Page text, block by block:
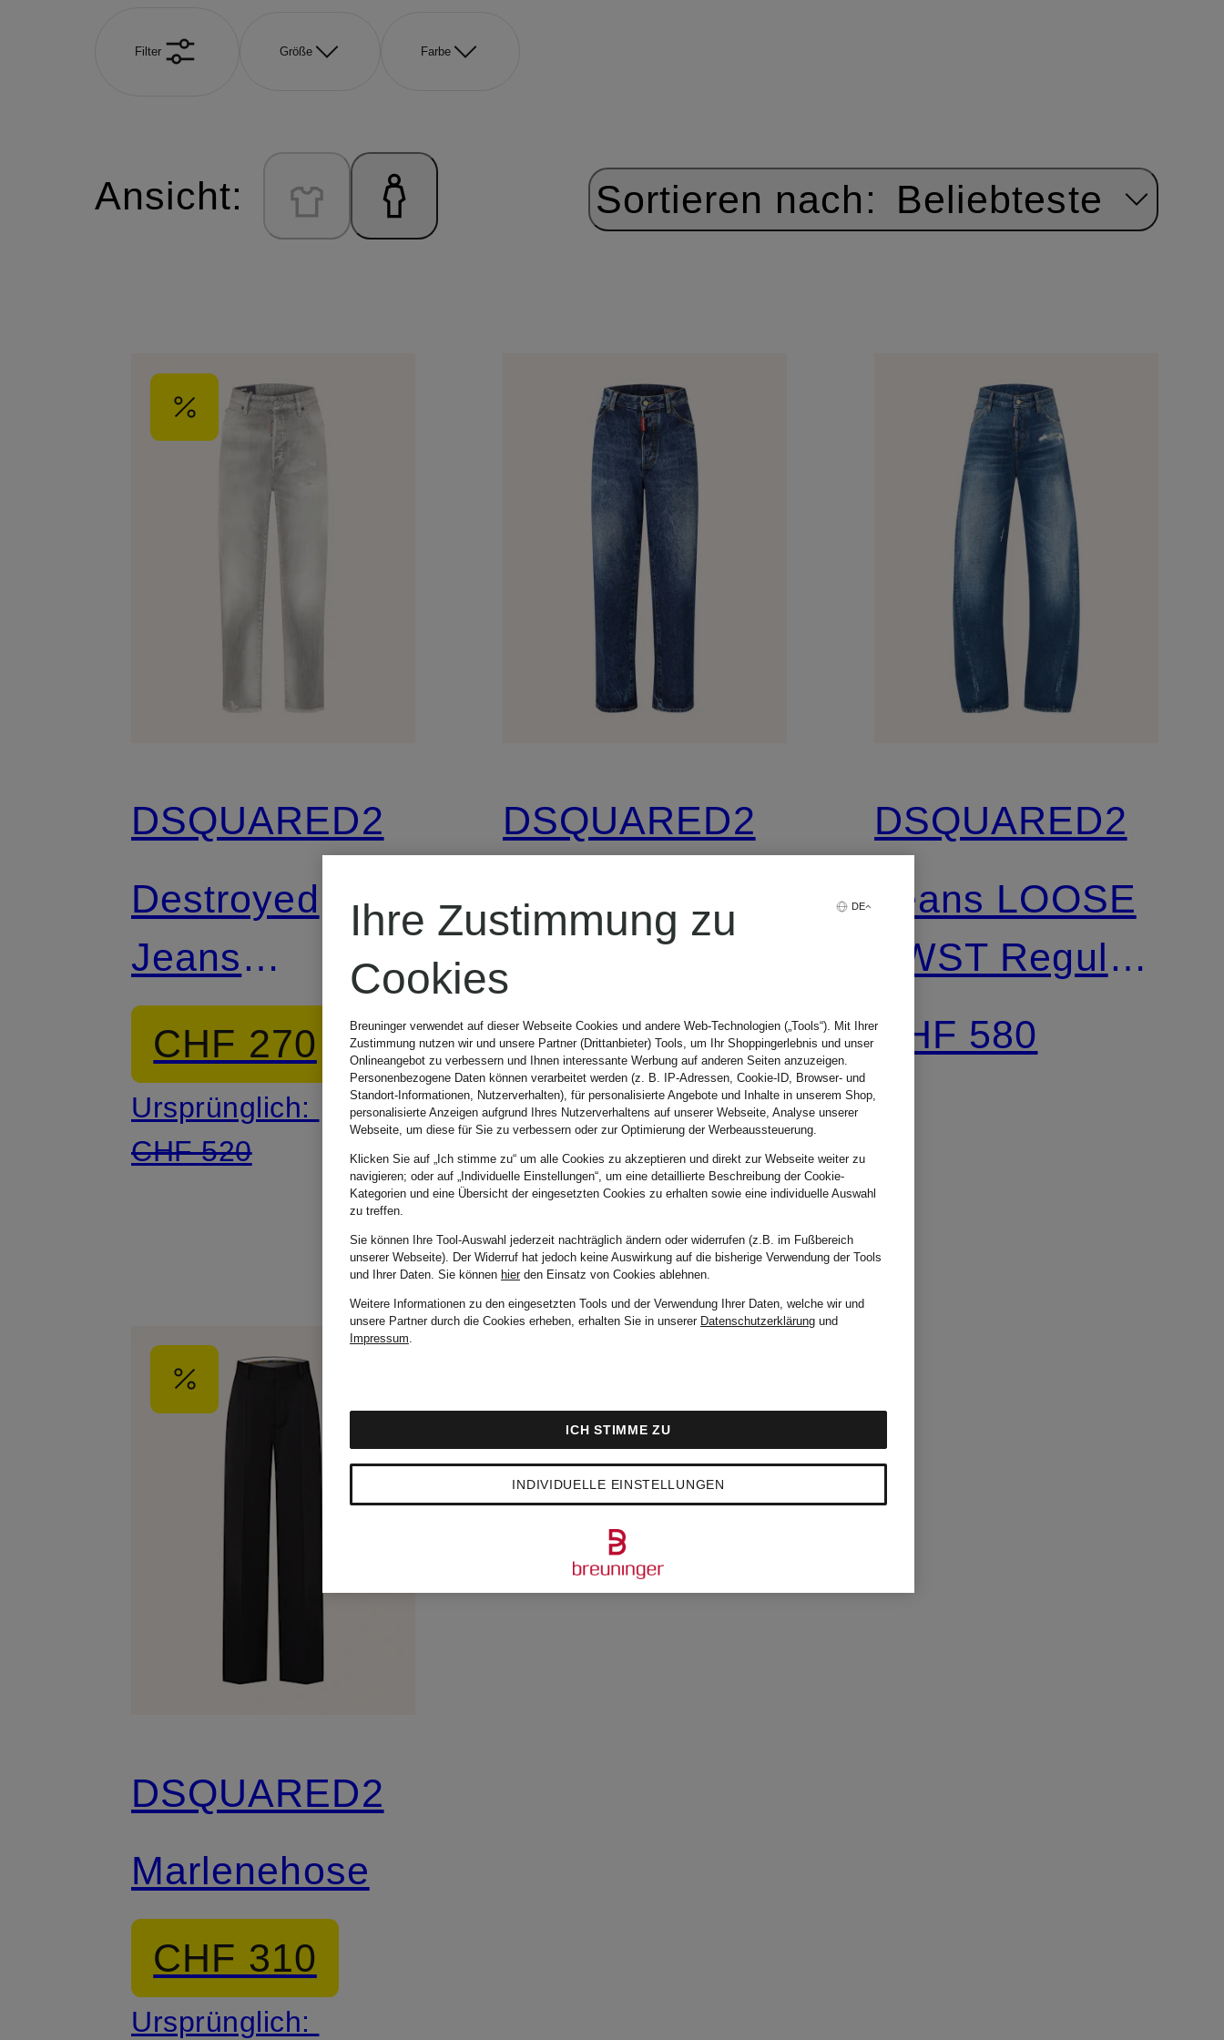
Filter Größe Farbe
Ansicht: Sortieren nach: Beliebteste
DSQUARED2
Destroyed
Jeans
BOSTON
CHF 270
Ursprünglich:
CHF 520
DSQUARED2
Cropped Jeans
BOSTON
CHF 580
DSQUARED2
Jeans LOOSE
TWST Regular
Fit
CHF 580
DSQUARED2
Marlenehose
CHF 310
Ursprünglich:
DE
Ihre Zustimmung zu
Cookies
Breuninger verwendet auf dieser Webseite Cookies und andere Web-Technologien („Tools“). Mit Ihrer
Zustimmung nutzen wir und unsere Partner (Drittanbieter) Tools, um Ihr Shoppingerlebnis und unser
Onlineangebot zu verbessern und Ihnen interessante Werbung auf anderen Seiten anzuzeigen.
Personenbezogene Daten können verarbeitet werden (z. B. IP-Adressen, Cookie-ID, Browser- und
Standort-Informationen, Nutzerverhalten), für personalisierte Angebote und Inhalte in unserem Shop,
personalisierte Anzeigen aufgrund Ihres Nutzerverhaltens auf unserer Webseite, Analyse unserer
Webseite, um diese für Sie zu verbessern oder zur Optimierung der Werbeaussteuerung.
Klicken Sie auf „Ich stimme zu“ um alle Cookies zu akzeptieren und direkt zur Webseite weiter zu
navigieren; oder auf „Individuelle Einstellungen“, um eine detaillierte Beschreibung der Cookie-
Kategorien und eine Übersicht der eingesetzten Cookies zu erhalten sowie eine individuelle Auswahl
zu treffen.
Sie können Ihre Tool-Auswahl jederzeit nachträglich ändern oder widerrufen (z.B. im Fußbereich
unserer Webseite). Der Widerruf hat jedoch keine Auswirkung auf die bisherige Verwendung der Tools
und Ihrer Daten. Sie können hierden Einsatz von Cookies ablehnen.
Weitere Informationen zu den eingesetzten Tools und der Verwendung Ihrer Daten, welche wir und
unsere Partner durch die Cookies erheben, erhalten Sie in unserer Datenschutzerklärung und
Impressum.
INDIVIDUELLE EINSTELLUNGEN
ICH STIMME ZU